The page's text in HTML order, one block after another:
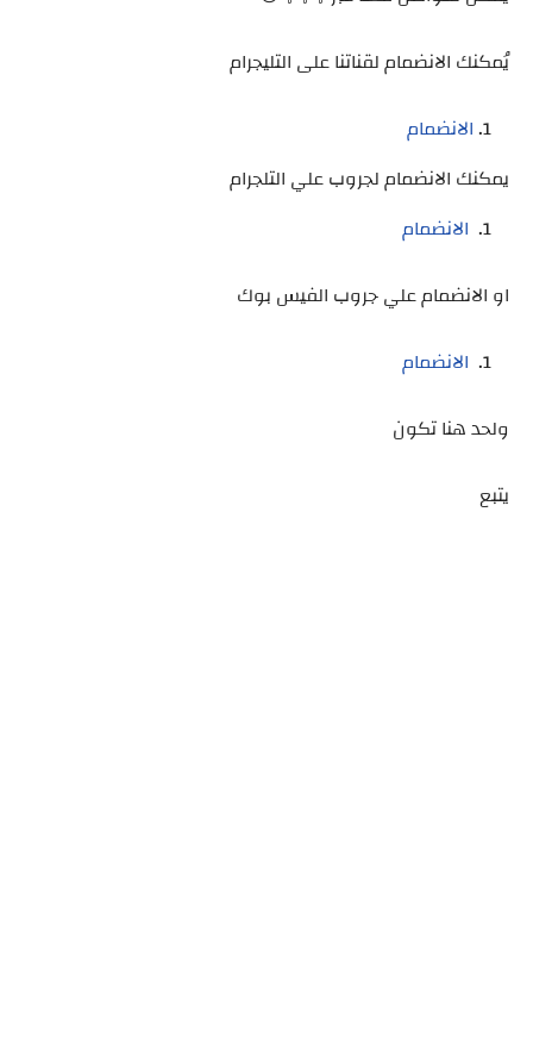
يُمكنك الانضمام لقناتنا على التليجرام
الانضمام
يمكنك الانضمام لجروب علي التلجرام
الانضمام
او الانضمام علي جروب الفيس بوك
الانضمام
ولحد هنا تكون
يتبع